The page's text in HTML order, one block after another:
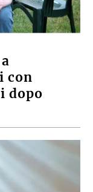
con
dopo